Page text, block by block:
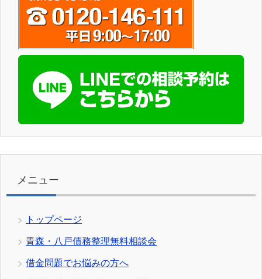
メニュー
トップページ
青森・八戸債務整理無料相談会
借金問題でお悩みの方へ